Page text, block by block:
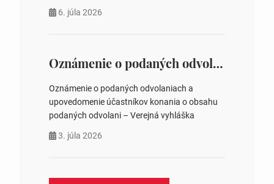
na hlasovaní https://www.volbysr.sk/…
6. júla 2026
Oznámenie o podaných odvolaniach a upovedomenie účastníkov konania o obsahu podaných odvolani – Verejná vyhláška
Oznámenie o podaných odvolaniach a
upovedomenie účastníkov konania o obsahu
podaných odvolani – Verejná vyhláška
3. júla 2026